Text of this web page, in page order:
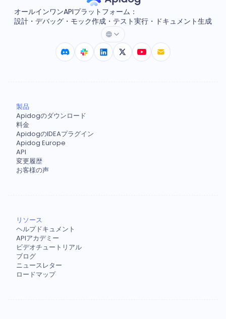
オールインワンAPIプラットフォーム：
設計・デバッグ・モック作成・テスト実行・ドキュメント生成
製品
Apidogのダウンロード
料金
ApidogのIDEAプラグイン
Apidog Europe
API
変更履歴
お客様の声
リソース
ヘルプドキュメント
APIアカデミー
ビデオチュートリアル
ブログ
ニュースレター
ロードマップ